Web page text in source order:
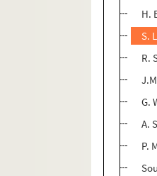
H.
S.
R.
G.
A.
P.